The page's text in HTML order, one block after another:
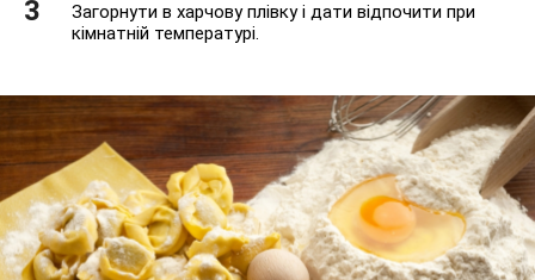
Загорнути в харчову плівку і дати відпочити при
кімнатній температурі.